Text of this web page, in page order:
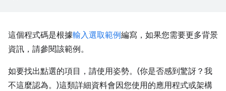
這個程式碼是根據輸入選取範例編寫，如果您需要更多背景
資訊，請參閱該範例。
如要找出點選的項目，請使用姿勢。(你是否感到驚訝？我
不這麼認為。)這類詳細資料會因您使用的應用程式或架構